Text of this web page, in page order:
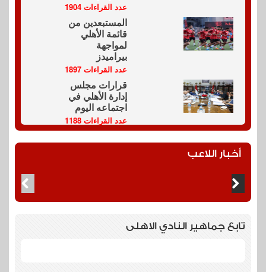
عدد القراءات 1904
المستبعدين من
قائمة الأهلي
لمواجهة
بيراميدز
عدد القراءات 1897
قرارات مجلس
إدارة الأهلي في
اجتماعه اليوم
عدد القراءات 1188
أخبار اللاعب
تابع جماهير النادي الاهلى